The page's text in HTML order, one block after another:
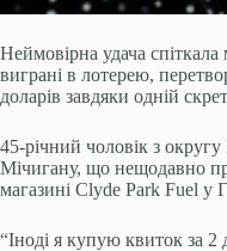
Неймовірна удача
виграні в лотерею,
доларів завдяки одній
45-річний чоловік з
Мічигану, що нещодавно
магазині Clyde Park Fuel у
“Іноді я купую квиток за 2